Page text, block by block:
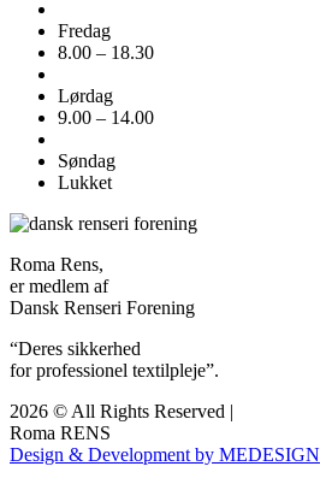
Fredag
8.00 – 18.30
Lørdag
9.00 – 14.00
Søndag
Lukket
Roma Rens,
er medlem af
Dansk Renseri Forening
“Deres sikkerhed
for professionel textilpleje”.
2026 © All Rights Reserved |
Roma RENS
Design & Development by MEDESIGN